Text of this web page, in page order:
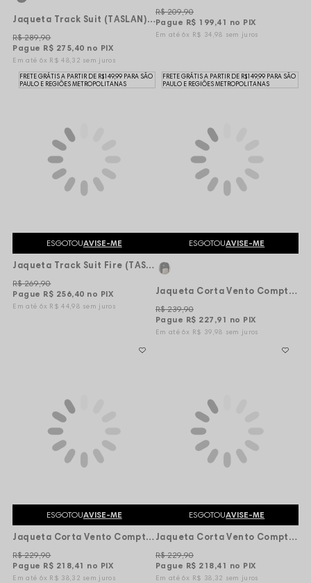
Jaqueta Track Suit (TASLAN) Cyber Essence - Preta/Cinza
Pague R$ 275,40 no PIX
R$ 289,90
6x R$ 48,32 sem juros
Pague R$ 199,41 no PIX
R$ 209,90
6x R$ 34,98 sem juros
FRETE GRÁTIS A PARTIR DE R$149,99 PARA SÃO
PAULO E REGIÕES METROPOLITANAS
ESGOTOUAVISE-ME
Jaqueta Track Suit Fire (TASLAN) True Classic - Preta
Pague R$ 256,40 no PIX
R$ 269,90
6x R$ 44,98 sem juros
FRETE GRÁTIS A PARTIR DE R$149,99 PARA SÃO
PAULO E REGIÕES METROPOLITANAS
ESGOTOUAVISE-ME
Jaqueta Corta Vento Compton Nations - Preta/Cinza claro
Pague R$ 227,91 no PIX
R$ 239,90
6x R$ 39,98 sem juros
ESGOTOUAVISE-ME
Jaqueta Corta Vento Compton Straight Outta - Marrom Escuro
Pague R$ 218,41 no PIX
R$ 229,90
6x R$ 38,32 sem juros
ESGOTOUAVISE-ME
Jaqueta Corta Vento Compton Gola Alta Basic - Marrom
Pague R$ 218,41 no PIX
R$ 229,90
6x R$ 38,32 sem juros